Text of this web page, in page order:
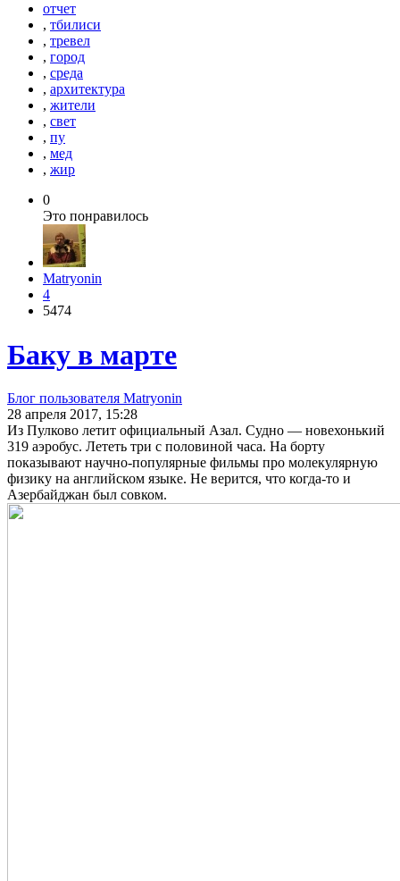
отчет
, тбилиси
, тревел
, город
, среда
, архитектура
, жители
, свет
, пу
, мед
, жир
0
Это понравилось
Matryonin
4
5474
Баку в марте
Блог пользователя Matryonin
28 апреля 2017, 15:28
Из Пулково летит официальный Азал. Судно — новехонький
319 аэробус. Лететь три с половиной часа. На борту
показывают научно-популярные фильмы про молекулярную
физику на английском языке. Не верится, что когда-то и
Азербайджан был совком.